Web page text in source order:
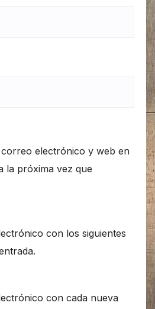
electrónico y web en
la próxima vez que
con los siguientes
con cada nueva